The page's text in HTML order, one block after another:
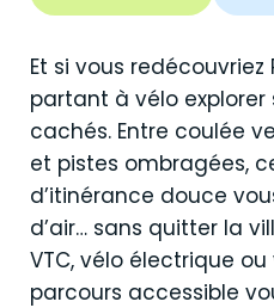
Et si vous
partant à vélo
cachés. Entre coulée
et pistes ombragées,
d’itinérance douce
d’air… sans quitter la
VTC, vélo électrique
parcours accessible